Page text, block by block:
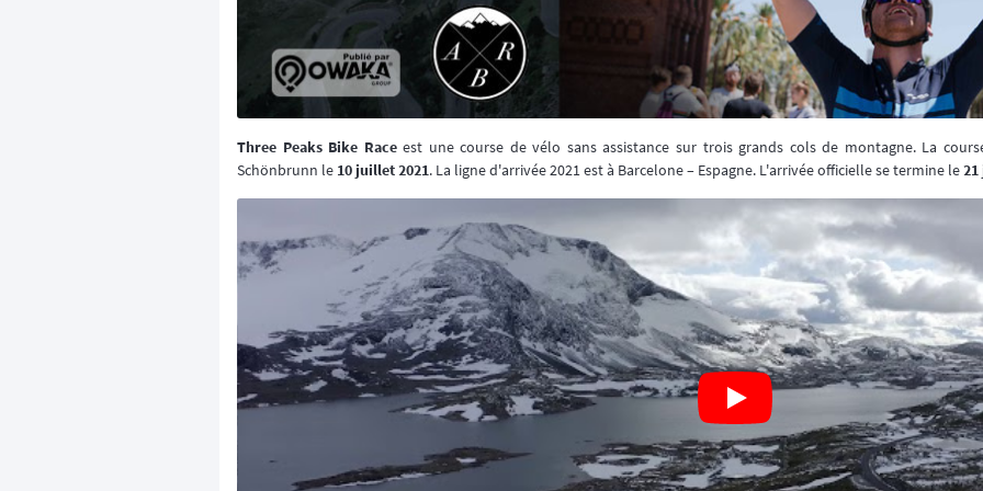
Three Peaks Bike Raceest une course de vélo sans assistance sur trois grands cols de montagne. La
Schönbrunn le 10 juillet 2021. La ligne d'arrivée 2021 est à Barcelone – Espagne. L'arrivée officielle se termine le